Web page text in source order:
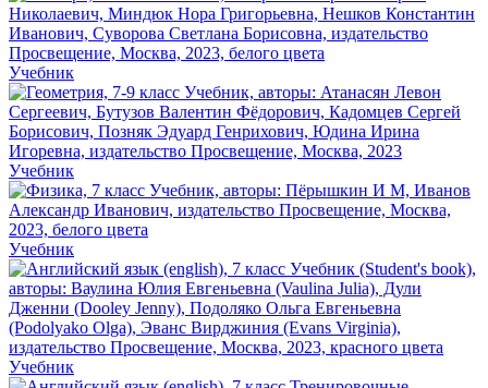
Учебник
Учебник
Учебник
Учебник